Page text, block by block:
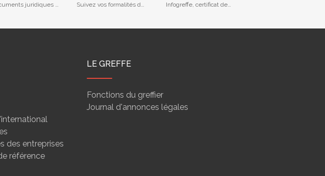
juridiques –
Suivez vos formalités du
Infogreffe, certificat de
des entreprises
référence
LE GREFFE
Fonctions du greffier
Journal d'annonces légales